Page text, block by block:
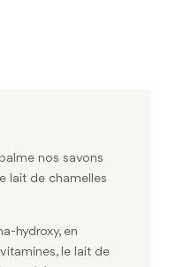
nos savons
lait de chamelles
hydroxy, en
le lait de